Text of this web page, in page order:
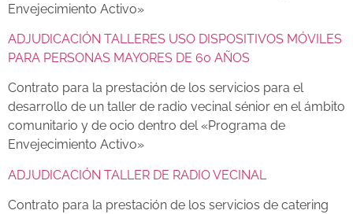
Envejecimiento Activo»
ADJUDICACIÓN TALLERES USO DISPOSITIVOS MÓVILES
PARA PERSONAS MAYORES DE 60 AÑOS
Contrato para la prestación de los servicios para el
desarrollo de un taller de radio vecinal sénior en el ámbito
comunitario y de ocio dentro del «Programa de
Envejecimiento Activo»
ADJUDICACIÓN TALLER DE RADIO VECINAL
Contrato para la prestación de los servicios de catering